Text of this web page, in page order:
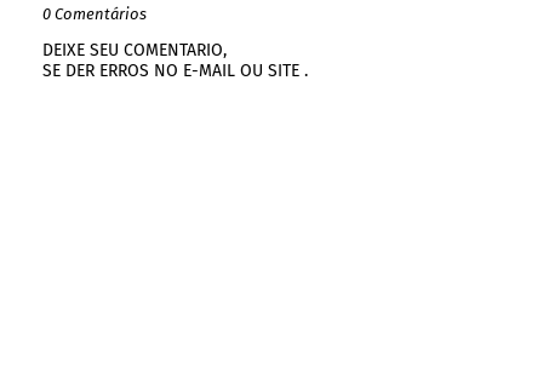
0 Comentários
DEIXE SEU COMENTARIO,
SE DER ERROS NO E-MAIL OU SITE .